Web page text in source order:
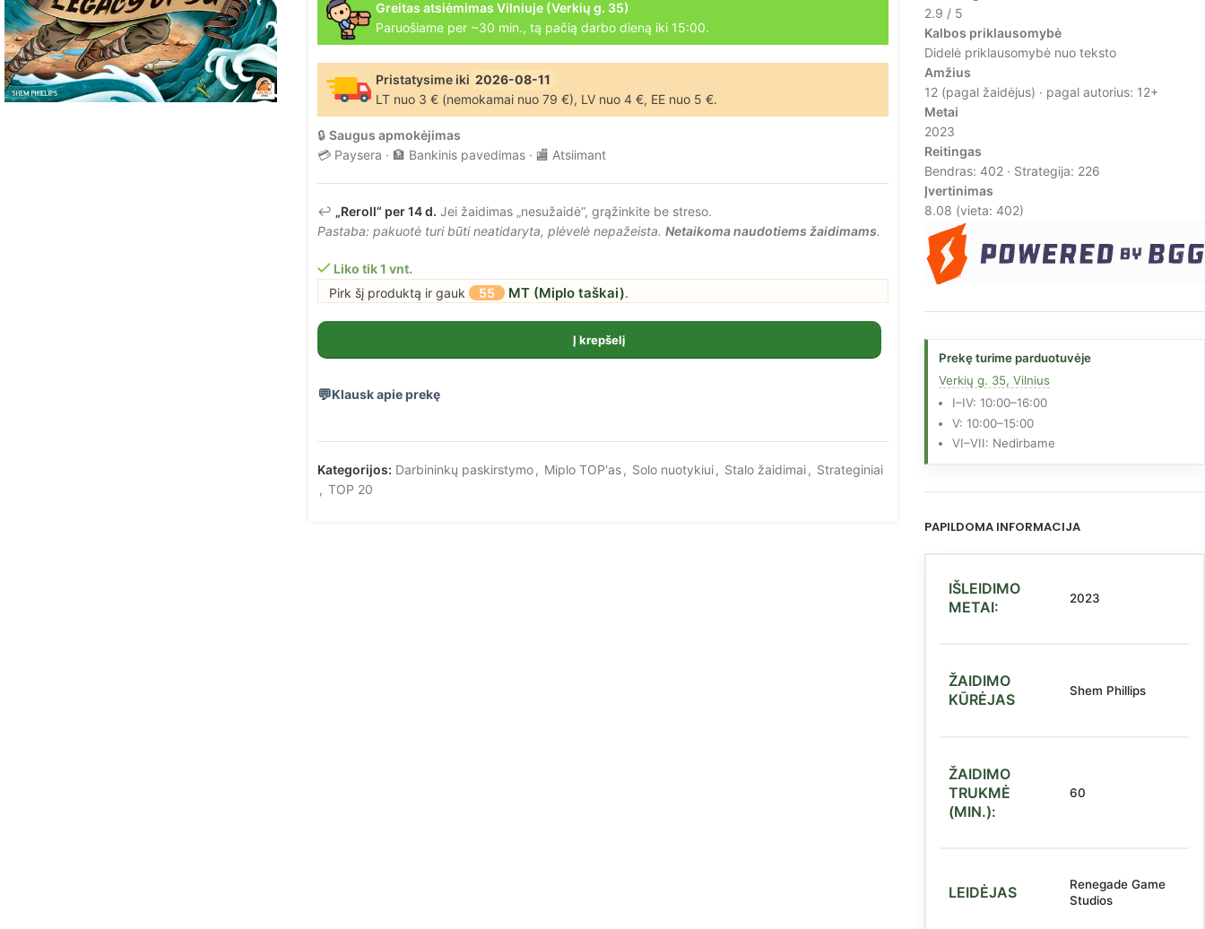
Greitas atsiėmimas Vilniuje (Verkių g. 35)
Paruošiame per ~30 min., tą pačią darbo dieną iki 15:00.
Pristatysime iki 2026-08-11
LT nuo 3 € (nemokamai nuo 79 €), LV nuo 4 €, EE nuo 5 €.
🔒 Saugus apmokėjimas
💳 Paysera · 🏦 Bankinis pavedimas · 🏬 Atsiimant
↩️ „Reroll“ per 14 d. Jei žaidimas „nesužaidė“, grąžinkite be streso.
Pastaba: pakuotė turi būti neatidaryta, plėvelė nepažeista. Netaikoma naudotiems žaidimams.
Liko tik 1 vnt.
Pirk šį produktą ir gauk
55 MT (Miplo taškai).
Į krepšelį
Klausk apie prekę
Kategorijos: Darbininkų paskirstymo , Miplo TOP'as , Solo nuotykiui , Stalo žaidimai , Strateginiai
, TOP 20
2.9 / 5
Kalbos priklausomybė
Didelė priklausomybė nuo teksto
Amžius
12 (pagal žaidėjus) · pagal autorius: 12+
Metai
2023
Reitingas
Bendras: 402 · Strategija: 226
Įvertinimas
8.08 (vieta: 402)
Prekę turime parduotuvėje
Verkių g. 35, Vilnius
I–IV: 10:00–16:00
V: 10:00–15:00
VI–VII: Nedirbame
PAPILDOMA INFORMACIJA
IŠLEIDIMO
METAI:
2023
ŽAIDIMO
KŪRĖJAS
Shem Phillips
ŽAIDIMO
TRUKMĖ
(MIN.):
60
LEIDĖJAS
Renegade Game
Studios